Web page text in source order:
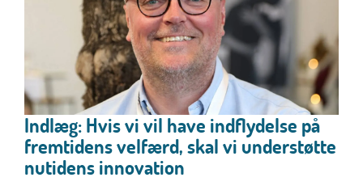
Indlæg: Hvis vi vil have indflydelse på
fremtidens velfærd, skal vi understøtte
nutidens innovation